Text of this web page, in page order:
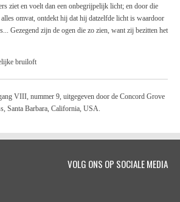
ziet en voelt dan een onbegrijpelijk licht; en door die
omvat, ontdekt hij dat hij datzelfde licht is waardoor
Gezegend zijn de ogen die zo zien, want zij bezitten het
bruiloft
VIII, nummer 9, uitgegeven door de Concord Grove
Santa Barbara, California, USA.
VOLG ONS OP SOCIALE MEDIA